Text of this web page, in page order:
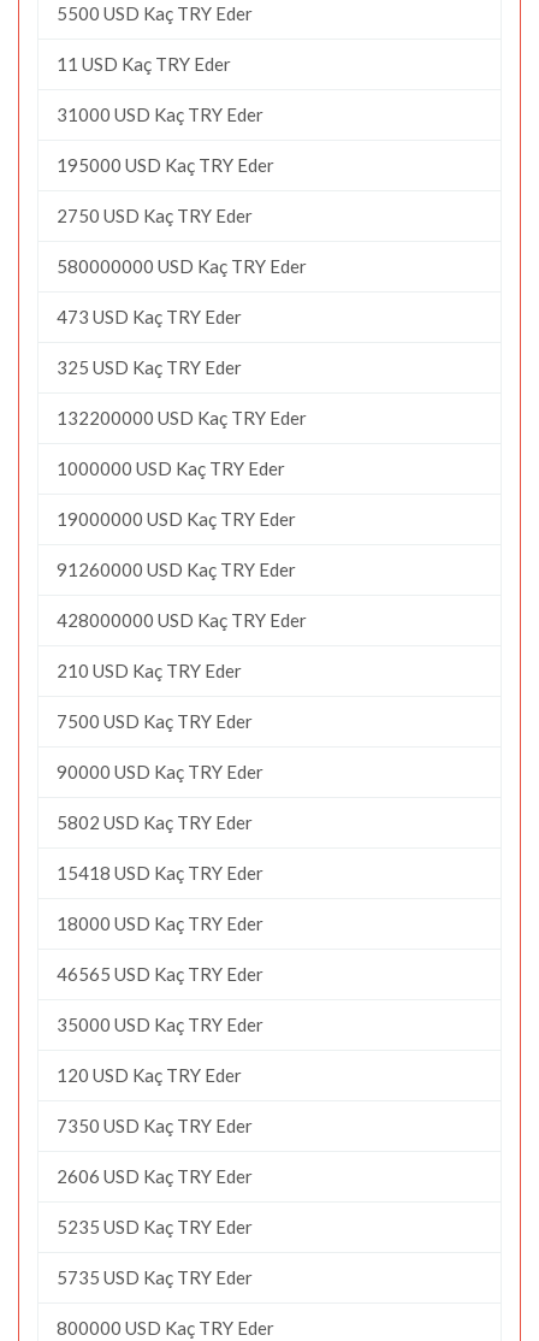
5500 USD Kaç TRY Eder
11 USD Kaç TRY Eder
31000 USD Kaç TRY Eder
195000 USD Kaç TRY Eder
2750 USD Kaç TRY Eder
580000000 USD Kaç TRY Eder
473 USD Kaç TRY Eder
325 USD Kaç TRY Eder
132200000 USD Kaç TRY Eder
1000000 USD Kaç TRY Eder
19000000 USD Kaç TRY Eder
91260000 USD Kaç TRY Eder
428000000 USD Kaç TRY Eder
210 USD Kaç TRY Eder
7500 USD Kaç TRY Eder
90000 USD Kaç TRY Eder
5802 USD Kaç TRY Eder
15418 USD Kaç TRY Eder
18000 USD Kaç TRY Eder
46565 USD Kaç TRY Eder
35000 USD Kaç TRY Eder
120 USD Kaç TRY Eder
7350 USD Kaç TRY Eder
2606 USD Kaç TRY Eder
5235 USD Kaç TRY Eder
5735 USD Kaç TRY Eder
800000 USD Kaç TRY Eder